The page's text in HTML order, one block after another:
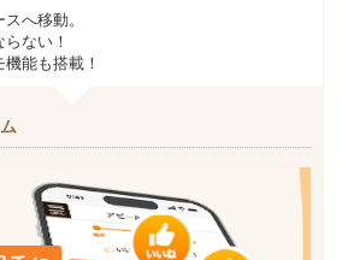
へ移動。
ない！
能も搭載！